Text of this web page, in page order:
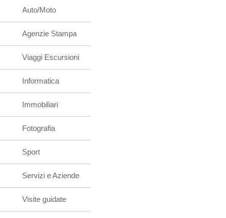
Auto/Moto
Agenzie Stampa
Viaggi Escursioni
Informatica
Immobiliari
Fotografia
Sport
Servizi e Aziende
Visite guidate